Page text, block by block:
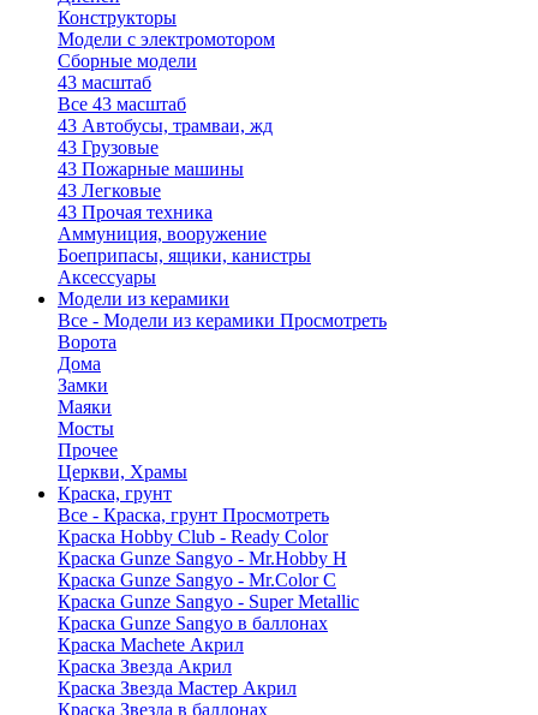
Конструкторы
Модели с электромотором
Сборные модели
43 масштаб
Все 43 масштаб
43 Автобусы, трамваи, жд
43 Грузовые
43 Пожарные машины
43 Легковые
43 Прочая техника
Аммуниция, вооружение
Боеприпасы, ящики, канистры
Аксессуары
Модели из керамики
Все - Модели из керамики Просмотреть
Ворота
Дома
Замки
Маяки
Мосты
Прочее
Церкви, Храмы
Краска, грунт
Все - Краска, грунт Просмотреть
Краска Hobby Club - Ready Color
Краска Gunze Sangyo - Mr.Hobby H
Краска Gunze Sangyo - Mr.Color C
Краска Gunze Sangyo - Super Metallic
Краска Gunze Sangyo в баллонах
Краска Machete Акрил
Краска Звезда Акрил
Краска Звезда Мастер Акрил
Краска Звезда в баллонах